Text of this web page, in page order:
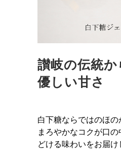
讃岐の伝統か
優しい甘さ
白下糖ならではのほの
まろやかなコクが口
どける味わいをお届